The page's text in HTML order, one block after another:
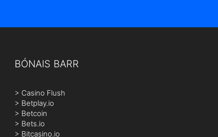
BÓNAIS BARR
> Casino Flush
> Betplay.io
> Betcoin
> Bets.io
> Bitcasino.io